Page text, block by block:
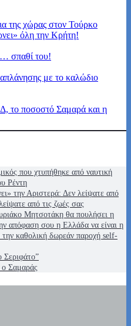
της χώρας στον Τούρκο
όλη την Κρήτη!
σπαθί του!
με το καλώδιο
το ποσοστό Σαμαρά και η
που χτυπήθηκε από ναυτική
Ρέντη
την Αριστερά: Δεν λείψατε από
από τις ζωές σας
Μητσοτάκη θα πουλήσει η
απόφαση σου η Ελλάδα να είναι η
καθολική δωρεάν παροχή self-
Σεριφάτο”
ο Σαμαράς